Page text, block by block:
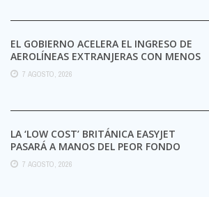
EL GOBIERNO ACELERA EL INGRESO DE
AEROLÍNEAS EXTRANJERAS CON MENOS
TRÁMITES
7 AGOSTO, 2026
LA ‘LOW COST’ BRITÁNICA EASYJET
PASARÁ A MANOS DEL PEOR FONDO
POSIBLE:
7 AGOSTO, 2026